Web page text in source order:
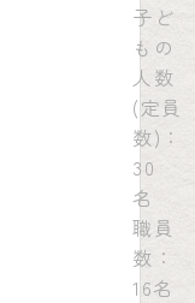
子ど
もの
人数
(定員
数)：
30
名
職員
数：
16名